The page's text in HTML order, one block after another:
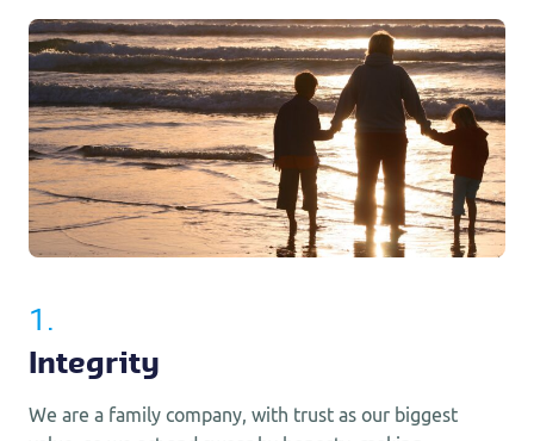
1.
Integrity
We are a family company, with trust as our biggest